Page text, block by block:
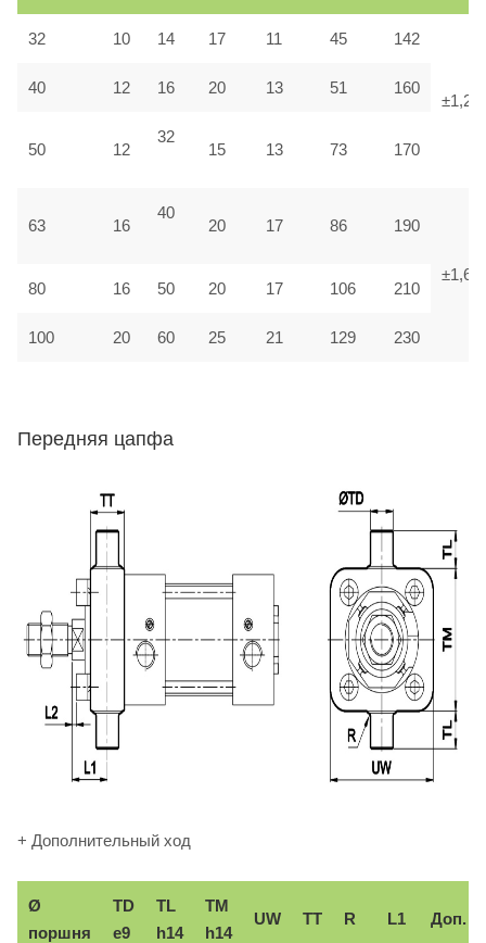
32 10 14 17 11 45 142
±1,25
40 12 16 20 13 51 160
50 12
32
15 13 73 170
63 16
40
20 17 86 190
±1,6
80 16 50 20 17 106 210
100 20 60 25 21 129 230
Передняя цапфа
+ Дополнительный ход
Ø
поршня
TD
e9
TL
h14
TM
h14
UW TT R L1 Доп.